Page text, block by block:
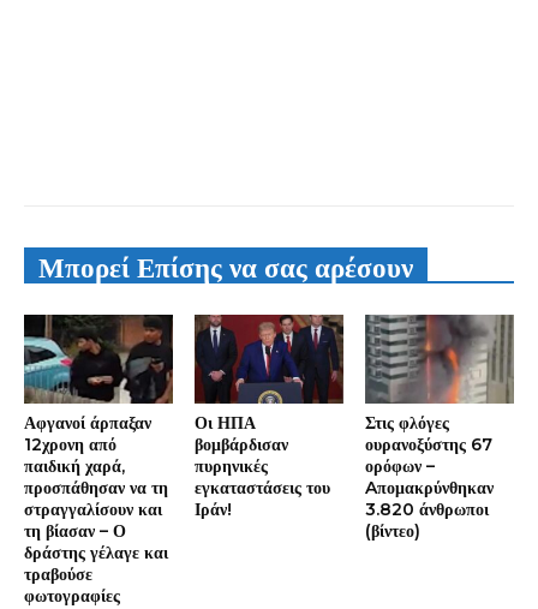
Μπορεί Επίσης να σας αρέσουν
Αφγανοί άρπαξαν
12χρονη από
παιδική χαρά,
προσπάθησαν να τη
στραγγαλίσουν και
τη βίασαν – Ο
δράστης γέλαγε και
τραβούσε
φωτογραφίες
Οι ΗΠΑ
βομβάρδισαν
πυρηνικές
εγκαταστάσεις του
Ιράν!
Στις φλόγες
ουρανοξύστης 67
ορόφων –
Aπομακρύνθηκαν
3.820 άνθρωποι
(βίντεο)